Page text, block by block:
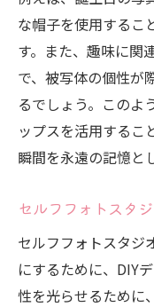
な帽子を使用するこ
す。また、趣味に関
で、被写体の個性が
るでしょう。このよ
ップスを活用するこ
瞬間を永遠の記憶と
セルフフォトスタ
セルフフォトスタジ
にするために、DIY
性を光らせるために